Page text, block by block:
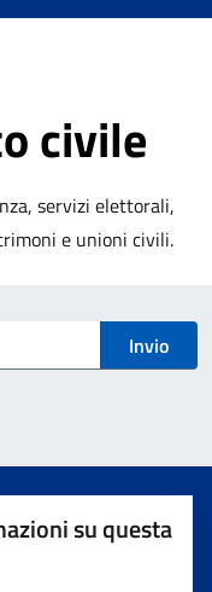
civile
servizi elettorali,
e unioni civili.
Invio
su questa